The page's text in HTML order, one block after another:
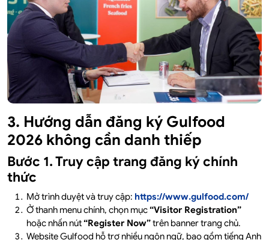
3. Hướng dẫn đăng ký Gulfood
2026 không cần danh thiếp
Bước 1. Truy cập trang đăng ký chính
thức
Mở trình duyệt và truy cập: https://www.gulfood.com/
Ở thanh menu chính, chọn mục“Visitor Registration”
hoặc nhấn nút“Register Now”trên banner trang chủ.
Website Gulfood hỗ trợ nhiều ngôn ngữ, bao gồm tiếng Anh